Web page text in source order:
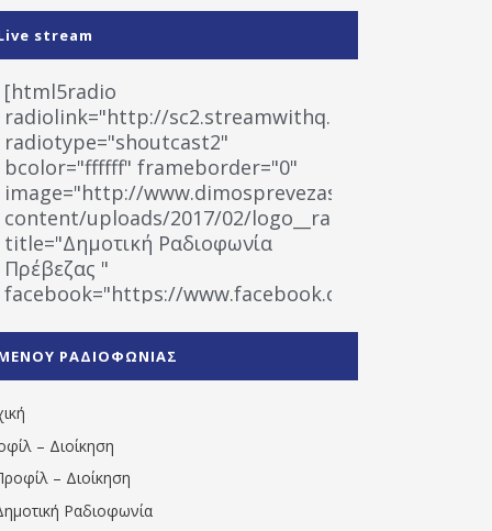
stream
[html5radio
radiolink="http://sc2.streamwithq.com:8028/
radiotype="shoutcast2"
bcolor="ffffff" frameborder="0"
image="http://www.dimosprevezas.gr/wp-
content/uploads/2017/02/logo__radiofonias.jpg"
title="Δημοτική Ραδιοφωνία
Πρέβεζας "
facebook="https://www.facebook.com/
1531194763766854/" artist="" ]
ΡΑΔΙΟΦΩΝΙΑΣ
– Διοίκηση
– Διοίκηση
Ραδιοφωνία